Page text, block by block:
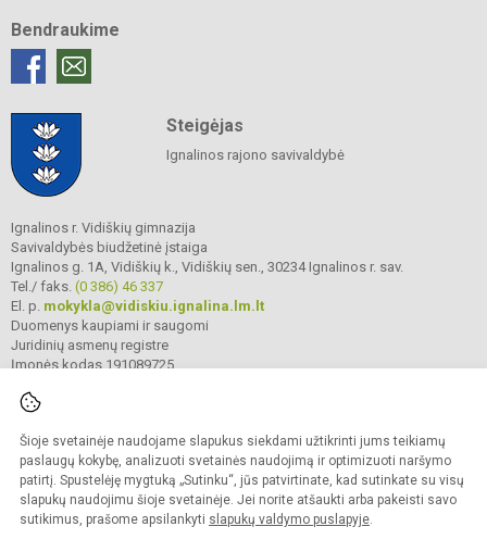
Šioje svetainėje naudojame slapukus siekdami užtikrinti jums teikiamų
paslaugų kokybę, analizuoti svetainės naudojimą ir optimizuoti naršymo
patirtį. Spustelėję mygtuką „Sutinku“, jūs patvirtinate, kad sutinkate su visų
slapukų naudojimu šioje svetainėje. Jei norite atšaukti arba pakeisti savo
sutikimus, prašome apsilankyti slapukų valdymo puslapyje.
Bendraukime
Steigėjas
Ignalinos rajono savivaldybė
Ignalinos r. Vidiškių gimnazija
Savivaldybės biudžetinė įstaiga
Ignalinos g. 1A, Vidiškių k., Vidiškių sen., 30234 Ignalinos r. sav.
Tel./ faks. (0 386) 46 337
El. p. mokykla@vidiskiu.ignalina.lm.lt
Duomenys kaupiami ir saugomi
Juridinių asmenų registre
Įmonės kodas 191089725
© 2025. Ignalinos r. Vidiškių gimnazija. Visos teisės saugomos.
Kopijuoti turinį be raštiško gimnazijos sutikimo griežtai draudžiama.
Prieinamumo paraiška Slapukų valdymas
Sumanus būdas atnaujinti